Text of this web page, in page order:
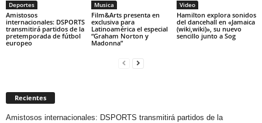
Deportes
Amistosos
internacionales: DSPORTS
transmitirá partidos de la
pretemporada de fútbol
europeo
Musica
Film&Arts presenta en
exclusiva para
Latinoamérica el especial
“Graham Norton y
Madonna”
Video
Hamilton explora sonidos
del dancehall en «Jamaica
(wiki,wiki)», su nuevo
sencillo junto a Sog
Recientes
Amistosos internacionales: DSPORTS transmitirá partidos de la